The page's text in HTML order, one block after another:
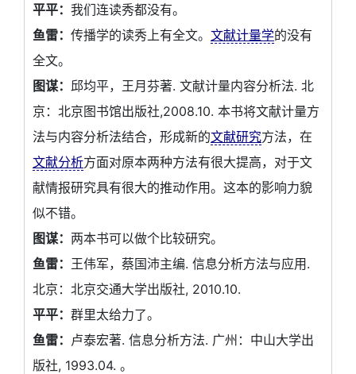
平平： 我们连读秀都没有。
鱼雷： 传播学的读秀上有全文。 文献计量学的没有
全文。
图谋： 邱均平，王月芬著. 文献计量内容分析法. 北
京：北京图书馆出版社,2008.10. 本书将文献计量方
法与内容分析法结合，形成新的文献研究方法，在
文献分析方面对原本两种方法有很大提高，对于文
献情报研究具有很大的推动作用。这本的影响力貌
似不错。
图谋： 两本书可以做个比较研究。
鱼雷： 王伟军，蔡国沛主编. 信息分析方法与应用.
北京：北京交通大学出版社, 2010.10.
平平： 群里太给力了。
鱼雷： 卢泰宏著. 信息分析方法. 广州：中山大学出
版社, 1993.04. 。